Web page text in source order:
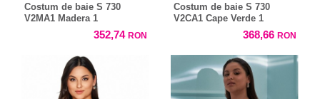
Costum de baie S 730
V2MA1 Madera 1
352,74 RON
Costum de baie S 730
V2CA1 Cape Verde 1
368,66 RON